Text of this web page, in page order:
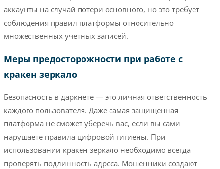
аккаунты на случай потери основного, но это требует
соблюдения правил платформы относительно
множественных учетных записей.
Меры предосторожности при работе с
кракен зеркало
Безопасность в даркнете — это личная ответственность
каждого пользователя. Даже самая защищенная
платформа не сможет уберечь вас, если вы сами
нарушаете правила цифровой гигиены. При
использовании кракен зеркало необходимо всегда
проверять подлинность адреса. Мошенники создают